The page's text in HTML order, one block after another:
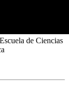
de Ciencias